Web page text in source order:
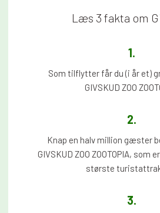
Læs 3 fakta om
1.​
Som tilflytter får du (i år et)
GIVSKUD ZOO
2.​
Knap en halv million gæster
GIVSKUD ZOO ZOOTOPIA, som
største
3.​